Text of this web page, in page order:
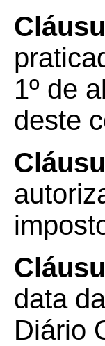
1º de
deste
data
Diário